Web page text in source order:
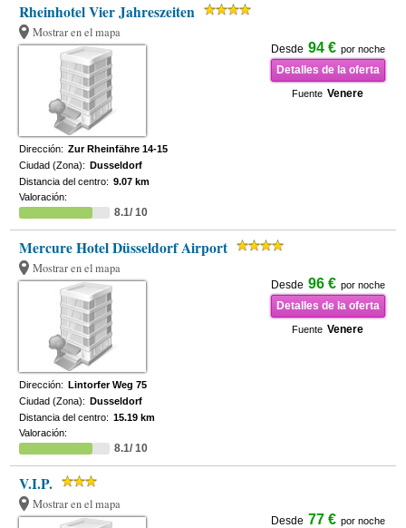
Rheinhotel Vier Jahreszeiten
Mostrar en el mapa
Desde 94 € por noche
Detalles de la oferta
Fuente Venere
Dirección: Zur Rheinfähre 14-15
Ciudad (Zona): Dusseldorf
Distancia del centro: 9.07 km
Valoración:
8.1/ 10
Mercure Hotel Düsseldorf Airport
Mostrar en el mapa
Desde 96 € por noche
Detalles de la oferta
Fuente Venere
Dirección: Lintorfer Weg 75
Ciudad (Zona): Dusseldorf
Distancia del centro: 15.19 km
Valoración:
8.1/ 10
V.I.P.
Mostrar en el mapa
Desde 77 € por noche